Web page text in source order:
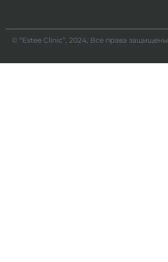
© “Estee Clinic”, 2024, Все права защищены